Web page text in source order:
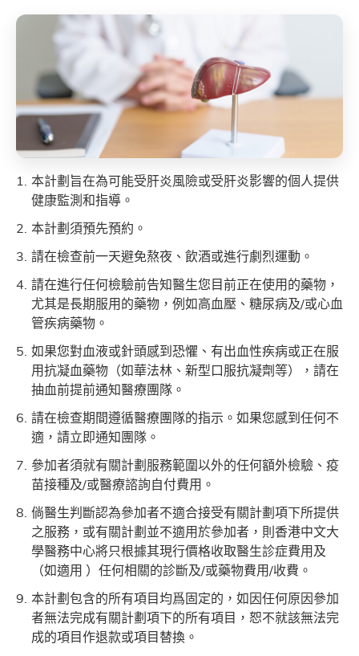
本計劃旨在為可能受肝炎風險或受肝炎影響的個人提供
健康監測和指導。
本計劃須預先預約。
請在檢查前一天避免熬夜、飲酒或進行劇烈運動。
請在進行任何檢驗前告知醫生您目前正在使用的藥物，
尤其是長期服用的藥物，例如高血壓、糖尿病及/或心血
管疾病藥物。
如果您對血液或針頭感到恐懼、有出血性疾病或正在服
用抗凝血藥物（如華法林、新型口服抗凝劑等），請在
抽血前提前通知醫療團隊。
請在檢查期間遵循醫療團隊的指示。如果您感到任何不
適，請立即通知團隊。
參加者須就有關計劃服務範圍以外的任何額外檢驗、疫
苗接種及/或醫療諮詢自付費用。
倘醫生判斷認為參加者不適合接受有關計劃項下所提供
之服務，或有關計劃並不適用於參加者，則香港中文大
學醫務中心將只根據其現行價格收取醫生診症費用及
（如適用 ）任何相關的診斷及/或藥物費用/收費。
本計劃包含的所有項目均爲固定的，如因任何原因參加
者無法完成有關計劃項下的所有項目，恕不就該無法完
成的項目作退款或項目替換。